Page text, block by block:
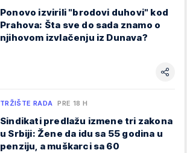
Ponovo izvirili "brodovi duhovi" kod
Prahova: Šta sve do sada znamo o
njihovom izvlačenju iz Dunava?
TRŽIŠTE RADA PRE 18 H
Sindikati predlažu izmene tri zakona
u Srbiji: Žene da idu sa 55 godina u
penziju, a muškarci sa 60